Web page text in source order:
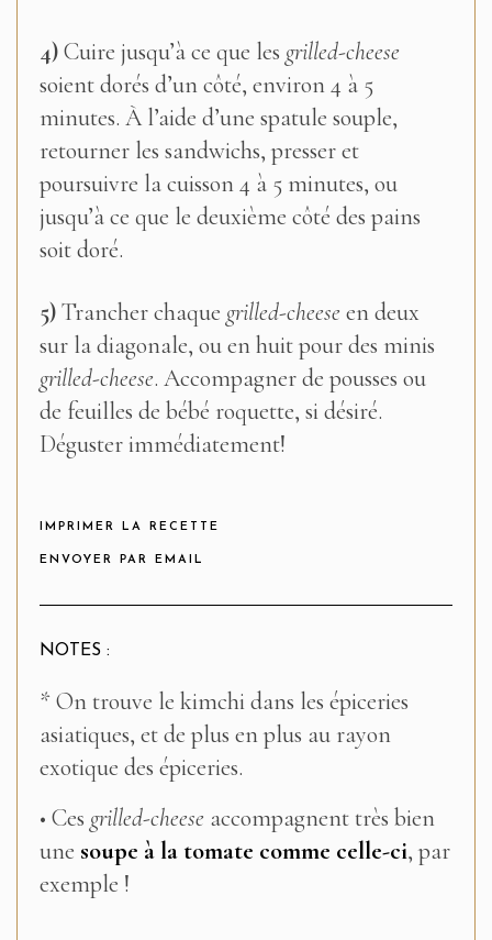
4)Cuire jusqu’à ce que les grilled-cheese
soient dorés d’un côté, environ 4 à 5
minutes. À l’aide d’une spatule souple,
retourner les sandwichs, presser et
poursuivre la cuisson 4 à 5 minutes, ou
jusqu’à ce que le deuxième côté des pains
soit doré.
5)Trancher chaque grilled-cheese en deux
sur la diagonale, ou en huit pour des minis
grilled-cheese. Accompagner de pousses ou
de feuilles de bébé roquette, si désiré.
Déguster immédiatement!
IMPRIMER LA RECETTE
ENVOYER PAR EMAIL
NOTES :
* On trouve le kimchi dans les épiceries
asiatiques, et de plus en plus au rayon
exotique des épiceries.
• Ces grilled-cheese accompagnent très bien
une soupe à la tomate comme celle-ci, par
exemple !